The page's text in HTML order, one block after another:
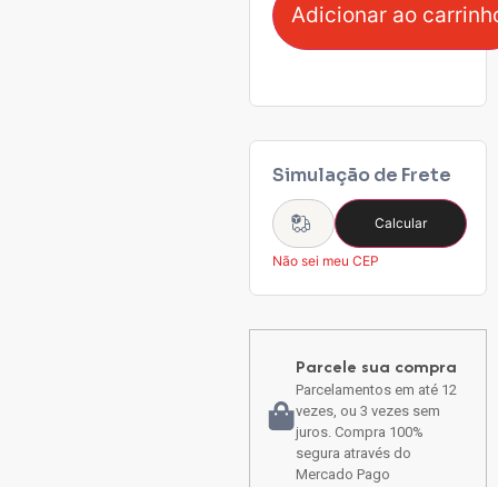
Adicionar ao
Simulação de Frete
Calcular
Não sei meu CEP
Parcele sua compra
Parcelamentos em até 12
vezes, ou 3 vezes sem
juros. Compra 100%
segura através do
Mercado Pago